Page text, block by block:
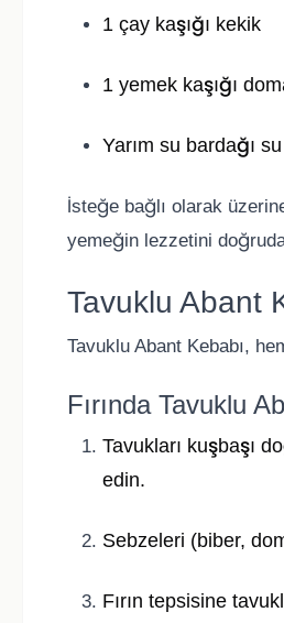
1 çay kaşığı kekik
1 yemek kaşığı
Yarım su bardağı su
İsteğe bağlı olarak
yemeğin lezzetini
Tavuklu Abant
Tavuklu Abant Kebabı,
Fırında Tavuklu
Tavukları kuşbaşı
edin.
Sebzeleri (biber,
Fırın tepsisine